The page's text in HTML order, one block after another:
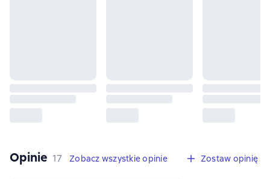
Opinie 17 opinie
17 Zobacz wszystkie opinie Zostaw opinię